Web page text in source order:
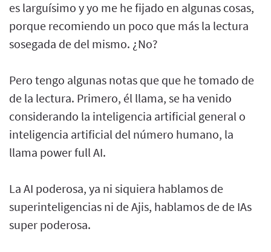
es larguísimo y yo me he fijado en algunas cosas,
porque recomiendo un poco que más la lectura
sosegada de del mismo. ¿No?
Pero tengo algunas notas que que he tomado de
de la lectura. Primero, él llama, se ha venido
considerando la inteligencia artificial general o
inteligencia artificial del número humano, la
llama power full AI.
La AI poderosa, ya ni siquiera hablamos de
superinteligencias ni de Ajis, hablamos de de IAs
super poderosa.